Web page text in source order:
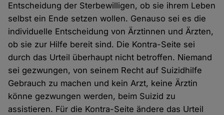
Entscheidung der Sterbewilligen, ob sie ihrem Leben
selbst ein Ende setzen wollen. Genauso sei es die
individuelle Entscheidung von Ärztinnen und Ärzten,
ob sie zur Hilfe bereit sind. Die Kontra-Seite sei
durch das Urteil überhaupt nicht betroffen. Niemand
sei gezwungen, von seinem Recht auf Suizidhilfe
Gebrauch zu machen und kein Arzt, keine Ärztin
könne gezwungen werden, beim Suizid zu
assistieren. Für die Kontra-Seite ändere das Urteil